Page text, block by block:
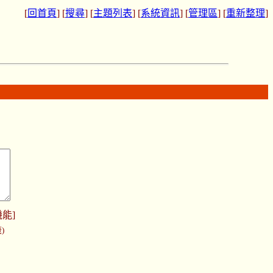
[回首頁] [搜尋] [主題列表] [系統資訊] [管理區] [重新整理]
能]
)